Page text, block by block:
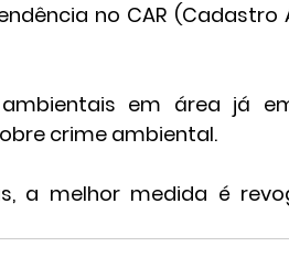
no CAR (Cadastro
em área já
crime ambiental.
a melhor medida é